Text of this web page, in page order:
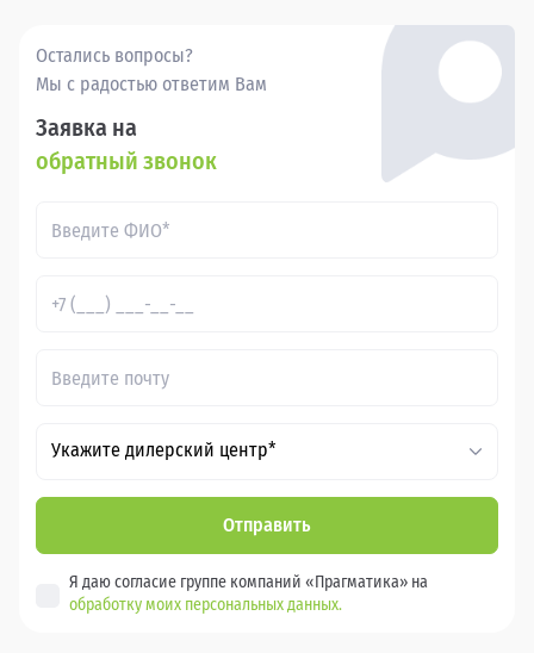
Остались вопросы?
Мы с радостью ответим Вам
Заявка на
обратный звонок
Укажите дилерский центр*
Отправить
Я даю согласие группе компаний «Прагматика» на
обработку моих персональных данных.